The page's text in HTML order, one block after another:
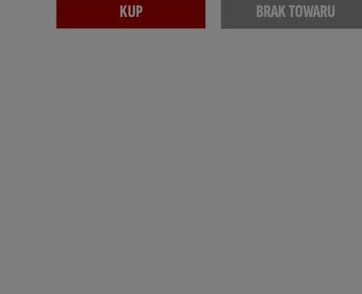
KUP BRAK TOWARU